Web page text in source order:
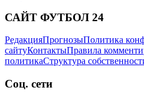
САЙТ ФУТБОЛ 24
РедакцияПрогнозыПолитика
сайтуКонтактыПравила
политикаСтруктура
Соц. сети